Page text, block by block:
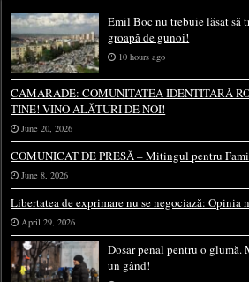
Emil Boc nu trebuie lăsat să
groapă de gunoi!
10 hours ago
CAMARADE: COMUNITATEA IDENTITARĂ
TINE! VINO ALĂTURI DE NOI!
June 20, 2026
COMUNICAT DE PRESĂ – Mitingul pentru
June 8, 2026
Libertatea de exprimare nu se negociază: Opinia
April 29, 2026
Dosar penal pentru o glumă.
un gând!